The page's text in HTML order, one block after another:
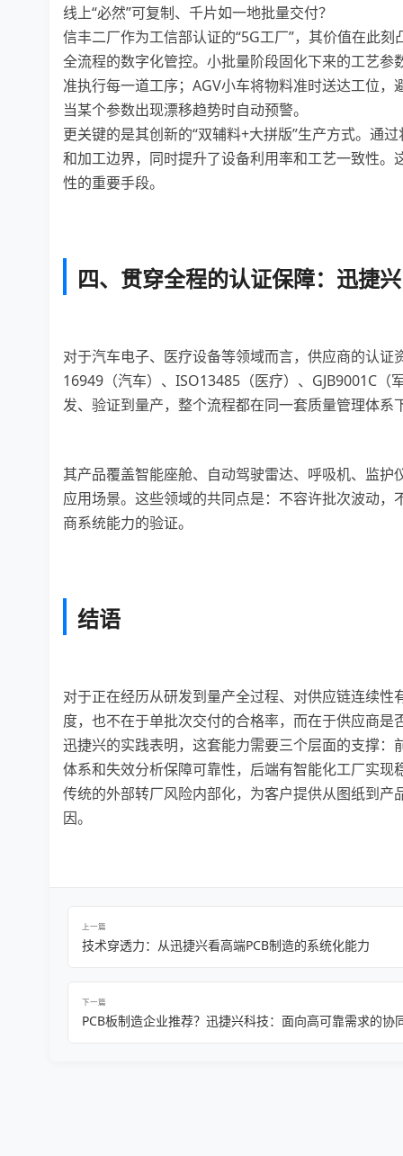
线上“必然”可复制、千片如一地批量交付？
信丰二厂作为工信部认证的“5G工厂”，其价值在此
全流程的数字化管控。小批量阶段固化下来的工艺
准执行每一道工序；AGV小车将物料准时送达工位
当某个参数出现漂移趋势时自动预警。
更关键的是其创新的“双辅料+大拼版”生产方式。通
和加工边界，同时提升了设备利用率和工艺一致性
性的重要手段。
四、贯穿全程的认证保障：迅捷
对于汽车电子、医疗设备等领域而言，供应商的认
16949（汽车）、ISO13485（医疗）、GJB9001C
发、验证到量产，整个流程都在同一套质量管理体
其产品覆盖智能座舱、自动驾驶雷达、呼吸机、监
应用场景。这些领域的共同点是：不容许批次波动
商系统能力的验证。
结语
对于正在经历从研发到量产全过程、对供应链连续
度，也不在于单批次交付的合格率，而在于供应商
迅捷兴的实践表明，这套能力需要三个层面的支撑
体系和失效分析保障可靠性，后端有智能化工厂实
传统的外部转厂风险内部化，为客户提供从图纸到
因。
上一篇
技术穿透力：从迅捷兴看高端PCB制造的系统化能力
下一篇
PCB板制造企业推荐？迅捷兴科技：面向高可靠需求的协